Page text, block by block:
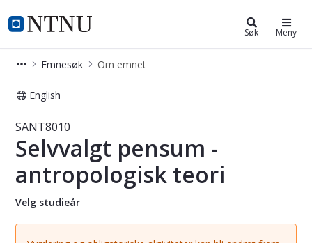
NTNU Hjemmeside
Studier Søk Meny
Emnesøk Om emnet
English
Emne - Selvvalgt pensum -
SANT8010
Selvvalgt pensum -
antropologisk teori
Velg studieår